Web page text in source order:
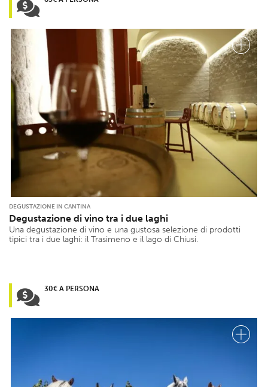
DEGUSTAZIONE IN CANTINA
Degustazione di vino tra i due laghi
Una degustazione di vino e una gustosa selezione di prodotti
tipici tra i due laghi: il Trasimeno e il lago di Chiusi.
30€ A PERSONA